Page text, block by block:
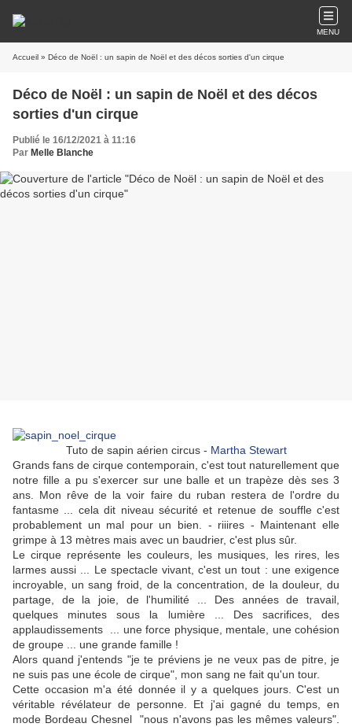
MENU
Accueil » Déco de Noël : un sapin de Noël et des décos sorties d'un cirque
Déco de Noël : un sapin de Noël et des décos
sorties d'un cirque
Publié le 16/12/2021 à 11:16
Par Melle Blanche
Tuto de sapin aérien circus - Martha Stewart
Grands fans de cirque contemporain, c'est tout naturellement que
notre fille a pu s'exercer sur une balle et un trapèze dès ses 3
ans. Mon rêve de la voir faire du ruban restera de l'ordre du
fantasme ... cela dit niveau sécurité et retenue de souffle c'est
probablement un mal pour un bien. - riiires - Maintenant elle
grimpe à 13 mètres mais avec un baudrier, c'est plus sûr.
Le cirque représente les couleurs, les musiques, les rires, les
larmes aussi ... Le spectacle vivant, c'est un tout : une exigence
incroyable, un sang froid, de la concentration, de la douleur, du
partage, de la joie, de l'humilité ... Des années de travail,
quelques minutes sous la lumière ... Des sacrifices, des
applaudissements ... une force physique, mentale, une cohésion
de groupe ... une grande famille !
Alors quand j'entends "je te préviens je ne veux pas de pitre, je
ne suis pas une école de cirque", mon sang ne fait qu'un tour.
Cette occasion m'a été donnée il y a quelques jours. C'est un
véritable révélateur de personne. Et j'ai gagné du temps, en
mode Bordeau Chesnel "nous n'avons pas les mêmes valeurs".